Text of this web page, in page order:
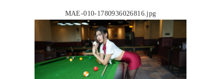
MAE-010-1780936026816.jpg